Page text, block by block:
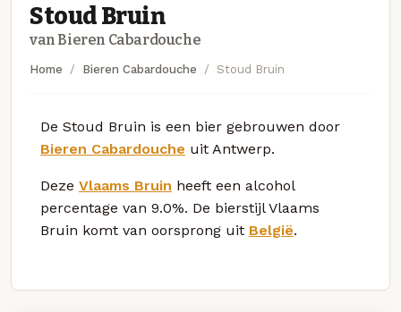
Stoud Bruin
van Bieren Cabardouche
Home Bieren Cabardouche Stoud Bruin
De Stoud Bruin is een bier gebrouwen door
Bieren Cabardouche uit Antwerp.
Deze Vlaams Bruin heeft een alcohol
percentage van 9.0%. De bierstijl Vlaams
Bruin komt van oorsprong uit België.